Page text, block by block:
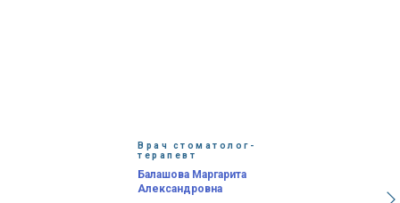
Врач стоматолог-
терапевт
Балашова Маргарита
Александровна